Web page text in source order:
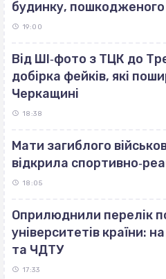
будинку,
19:00
Від ШІ‐фото з ТЦК до
добірка фейків, які
Черкащині
18:38
Мати загиблого
відкрила
18:05
Оприлюднили перелік
університетів країни:
та ЧДТУ
17:33